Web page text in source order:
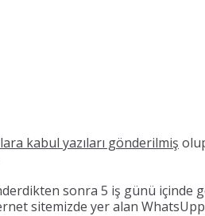
kabul yazıları gönderilmiş
sonra 5 iş günü içinde
sitemizde yer alan